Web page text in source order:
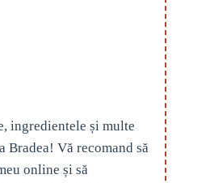
ingredientele și multe
Bradea! Vă recomand să
online și să